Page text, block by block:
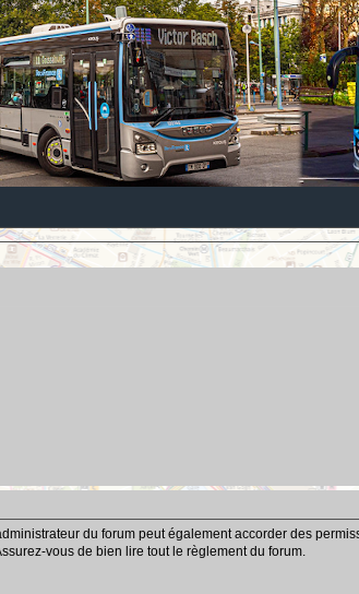
du forum peut également accorder des
vous de bien lire tout le règlement du forum.